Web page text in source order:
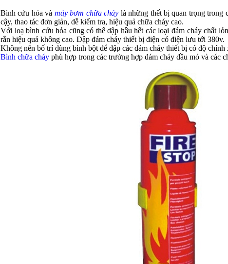
Bình cứu hỏa và máy bơm chữa cháy là những thết bị quan trọng trong
cậy, thao tác đơn giản, dễ kiểm tra, hiệu quả chữa cháy cao.
Với loạ bình cứu hỏa cũng có thể dập hầu hết các loại đám cháy chất
rắn hiệu quả không cao. Dập đám cháy thiết bị điện có điện lưu tới 380v.
Không nên bố trí dùng bình bột để dập các đám cháy thiết bị có độ chính
Bình chữa cháy phù hợp trong các trường hợp đám cháy dầu mỏ và các